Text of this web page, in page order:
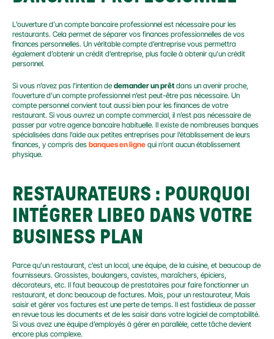
L’ouverture d’un compte bancaire professionnel est nécessaire pour les
restaurants. Cela permet de séparer vos finances professionnelles de vos
finances personnelles. Un véritable compte d’entreprise vous permettra
également d’obtenir un crédit d’entreprise, plus facile à obtenir qu’un crédit
personnel.
Si vous n’avez pas l’intention de demander un prêt dans un avenir proche,
l’ouverture d’un compte professionnel n’est peut-être pas nécessaire. Un
compte personnel convient tout aussi bien pour les finances de votre
restaurant. Si vous ouvrez un compte commercial, il n’est pas nécessaire de
passer par votre agence bancaire habituelle. Il existe de nombreuses banques
spécialisées dans l’aide aux petites entreprises pour l’établissement de leurs
finances, y compris des banques en ligne qui n’ont aucun établissement
physique.
RESTAURATEURS : POURQUOI
INTÉGRER LIBEO DANS VOTRE
BUSINESS PLAN
Parce qu’un restaurant, c’est un local, une équipe, de la cuisine, et beaucoup de
fournisseurs. Grossistes, boulangers, cavistes, maraîchers, épiciers,
décorateurs, etc. Il faut beaucoup de prestataires pour faire fonctionner un
restaurant, et donc beaucoup de factures. Mais, pour un restaurateur, Mais
saisir et gérer vos factures est une perte de temps. Il est fastidieux de passer
en revue tous les documents et de les saisir dans votre logiciel de comptabilité.
Si vous avez une équipe d’employés à gérer en parallèle, cette tâche devient
encore plus complexe.